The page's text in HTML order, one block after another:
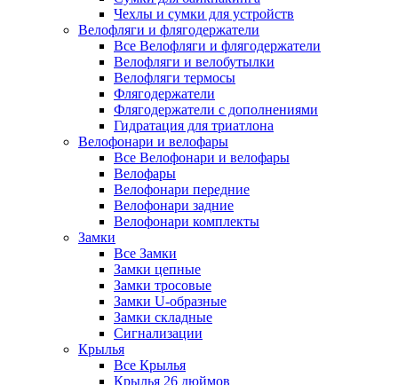
Чехлы и сумки для устройств
Велофляги и флягодержатели
Все Велофляги и флягодержатели
Велофляги и велобутылки
Велофляги термосы
Флягодержатели
Флягодержатели с дополнениями
Гидратация для триатлона
Велофонари и велофары
Все Велофонари и велофары
Велофары
Велофонари передние
Велофонари задние
Велофонари комплекты
Замки
Все Замки
Замки цепные
Замки тросовые
Замки U-образные
Замки складные
Сигнализации
Крылья
Все Крылья
Крылья 26 дюймов